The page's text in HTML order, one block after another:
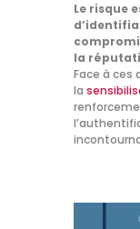
Le risque
la
Face à ces
la